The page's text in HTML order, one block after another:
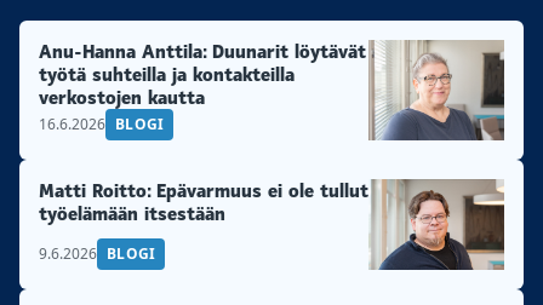
Anu-Hanna Anttila: Duunarit löytävät
työtä suhteilla ja kontakteilla
verkostojen kautta
16.6.2026 BLOGI
Matti Roitto: Epävarmuus ei ole tullut
työelämään itsestään
9.6.2026 BLOGI